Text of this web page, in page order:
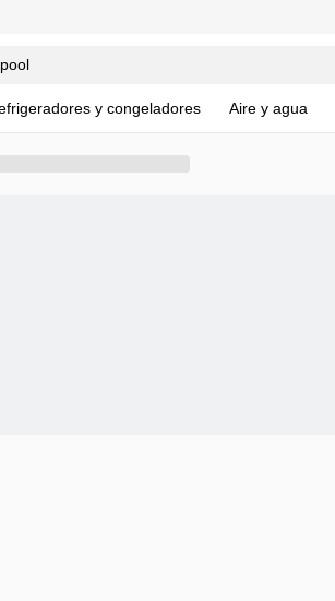
y congeladores Aire y agua